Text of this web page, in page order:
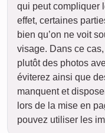
qui peut compliquer
effet, certaines
bien qu’on ne voit
visage. Dans ce
plutôt des photos
éviterez ainsi que
manquent et
lors de la mise en
pouvez utiliser les